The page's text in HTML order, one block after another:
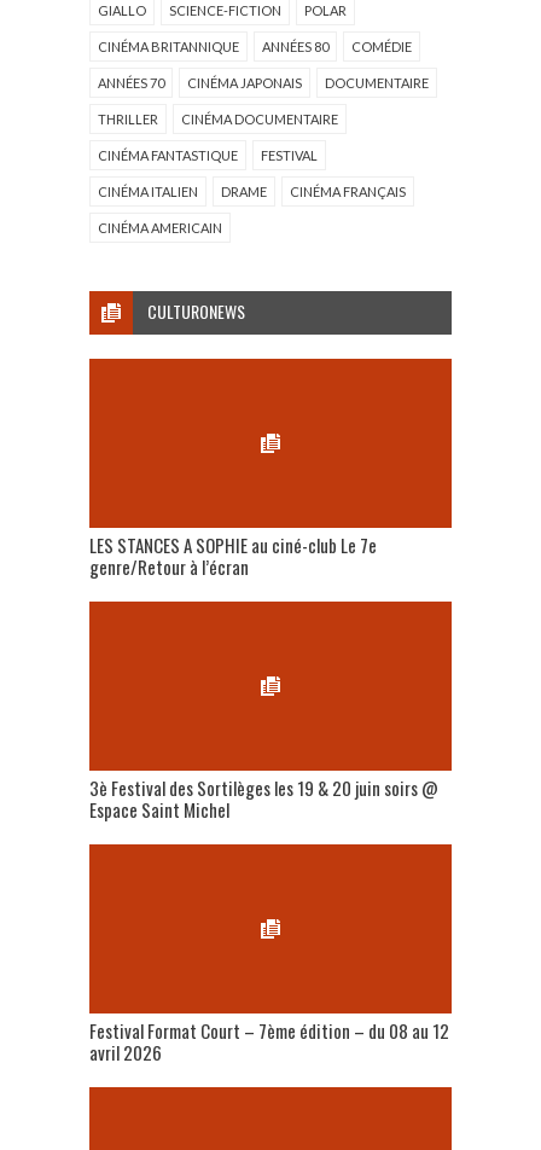
GIALLO SCIENCE-FICTION POLAR
CINÉMA BRITANNIQUE ANNÉES 80 COMÉDIE
ANNÉES 70 CINÉMA JAPONAIS DOCUMENTAIRE
THRILLER CINÉMA DOCUMENTAIRE
CINÉMA FANTASTIQUE FESTIVAL
CINÉMA ITALIEN DRAME CINÉMA FRANÇAIS
CINÉMA AMERICAIN
CULTURONEWS
LES STANCES A SOPHIE au ciné-club Le 7e
genre/Retour à l’écran
3è Festival des Sortilèges les 19 & 20 juin soirs @
Espace Saint Michel
Festival Format Court – 7ème édition – du 08 au 12
avril 2026